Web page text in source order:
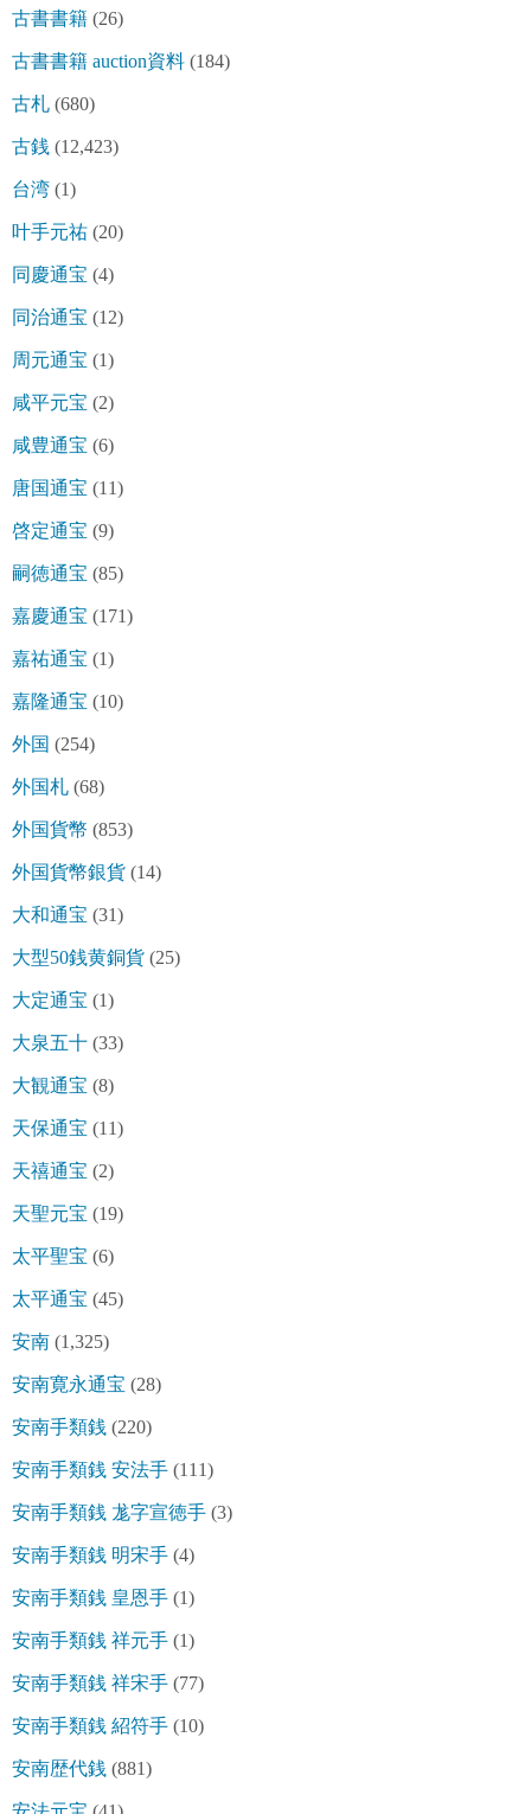
古書書籍 (26)
古書書籍 auction資料 (184)
古札 (680)
古銭 (12,423)
台湾 (1)
叶手元祐 (20)
同慶通宝 (4)
同治通宝 (12)
周元通宝 (1)
咸平元宝 (2)
咸豊通宝 (6)
唐国通宝 (11)
啓定通宝 (9)
嗣徳通宝 (85)
嘉慶通宝 (171)
嘉祐通宝 (1)
嘉隆通宝 (10)
外国 (254)
外国札 (68)
外国貨幣 (853)
外国貨幣銀貨 (14)
大和通宝 (31)
大型50銭黄銅貨 (25)
大定通宝 (1)
大泉五十 (33)
大観通宝 (8)
天保通宝 (11)
天禧通宝 (2)
天聖元宝 (19)
太平聖宝 (6)
太平通宝 (45)
安南 (1,325)
安南寛永通宝 (28)
安南手類銭 (220)
安南手類銭 安法手 (111)
安南手類銭 尨字宣徳手 (3)
安南手類銭 明宋手 (4)
安南手類銭 皇恩手 (1)
安南手類銭 祥元手 (1)
安南手類銭 祥宋手 (77)
安南手類銭 紹符手 (10)
安南歴代銭 (881)